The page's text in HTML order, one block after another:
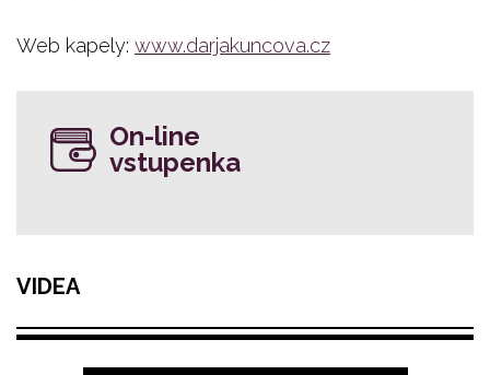
Web kapely: www.darjakuncova.cz
On-line
vstupenka
VIDEA